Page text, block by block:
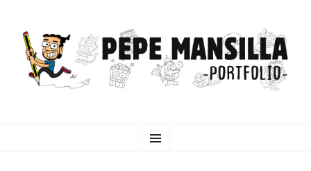
PEPE MANSILLA
Menú
AL